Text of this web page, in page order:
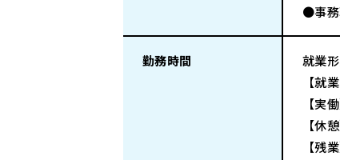
●事務
勤務時間
就業
【就
【実
【休
【残